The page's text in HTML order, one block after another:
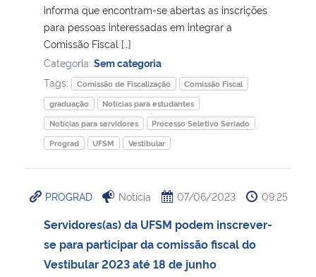
Ministério da Ciência, Tecnologia, Inovações e Comunicações
Ministério do Turismo
Ministério do Desenvolvimento Regional
Controladoria-Geral da União
Ministério da Mulher, da Família e dos Direitos Humanos
Secretaria-Geral
informa que encontram-se abertas as inscrições
para pessoas interessadas em integrar a
Comissão Fiscal […]
Categoria: Sem categoria
Tags:
Comissão de Fiscalização
Comissão Fiscal
graduação
Notícias para estudantes
Notícias para servidores
Processo Seletivo Seriado
Prograd
UFSM Vestibular
PROGRAD Notícia 07/06/2023 09:25
Servidores(as) da UFSM podem inscrever-
se para participar da comissão fiscal do
Vestibular 2023 até 18 de junho